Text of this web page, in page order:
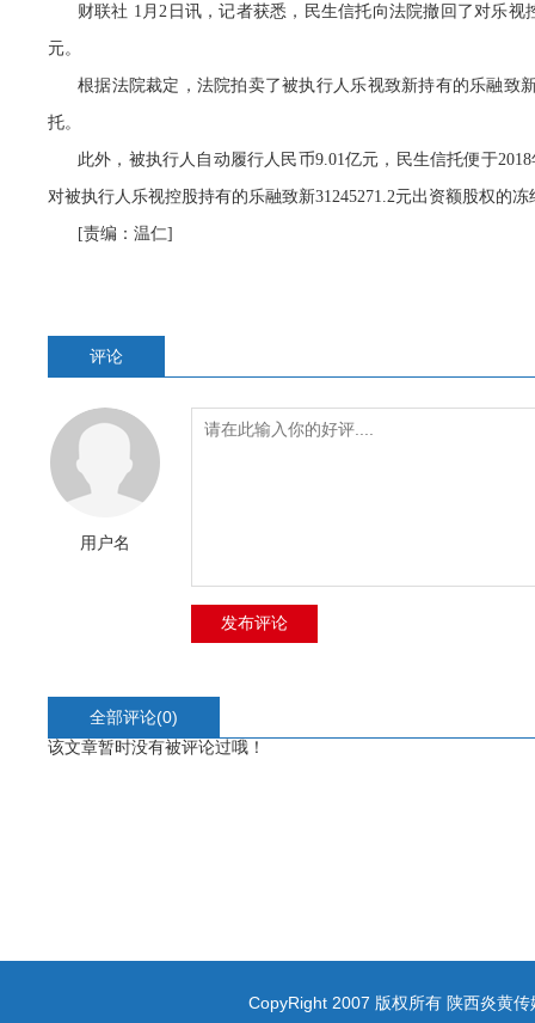
财联社 1月2日讯，记者获悉，民生信托向法院撤回了对乐
元。
根据法院裁定，法院拍卖了被执行人乐视致新持有的乐融致
托。
此外，被执行人自动履行人民币9.01亿元，民生信托便于
对被执行人乐视控股持有的乐融致新31245271.2元出资额股权的
[责编：温仁]
评论
用户名
全部评论(0)
该文章暂时没有被评论过哦！
CopyRight 2007 版权所有 陕西炎黄传